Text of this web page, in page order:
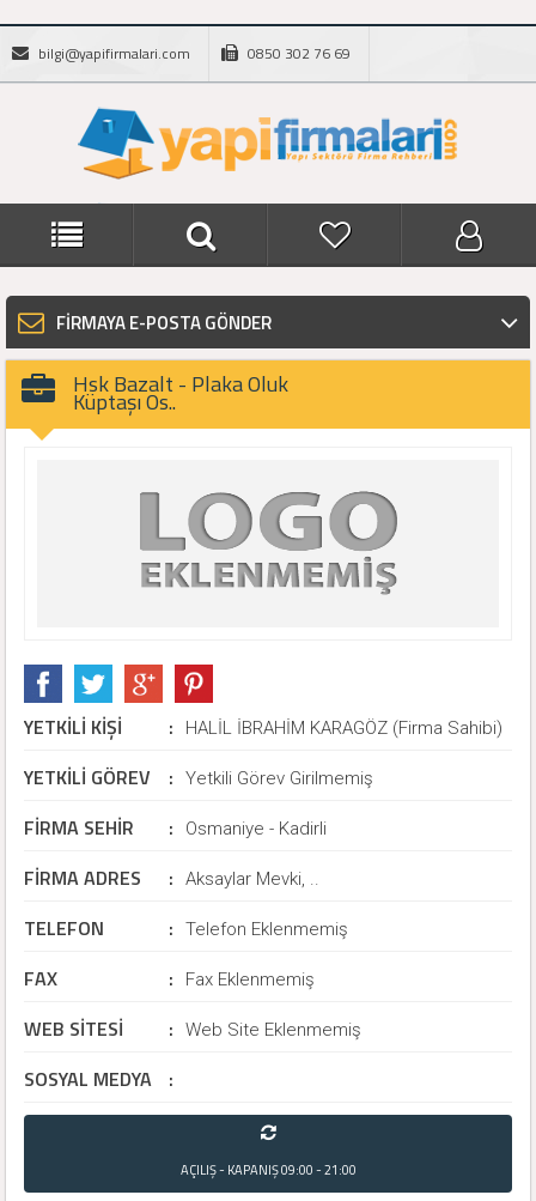
bilgi@yapifirmalari.com 0850 302 76 69
FİRMAYA E-POSTA GÖNDER
Hsk Bazalt - Plaka Oluk
Küptaşı Os..
YETKİLİ KİŞİ : HALİL İBRAHİM KARAGÖZ (Firma Sahibi)
YETKİLİ GÖREV : Yetkili Görev Girilmemiş
FİRMA SEHİR : Osmaniye - Kadirli
FİRMA ADRES : Aksaylar Mevki, ..
TELEFON : Telefon Eklenmemiş
FAX : Fax Eklenmemiş
WEB SİTESİ : Web Site Eklenmemiş
SOSYAL MEDYA :
AÇILIŞ - KAPANIŞ09:00 - 21:00